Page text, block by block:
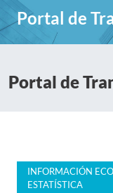
Portal de
Portal de
INFORMACIÓN
ESTATÍSTICA